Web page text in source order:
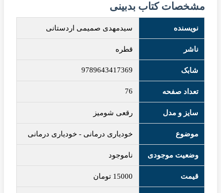
مشخصات کتاب بدبینی
نویسنده سیدمهدی صمیمی اردستانی
ناشر قطره
شابک 9789643417369
تعداد صفحه 76
سایز و مدل رقعی شومیز
موضوع خودیاری درمانی - خودیاری درمانی
وضعیت موجودی ناموجود
قیمت 15000 تومان